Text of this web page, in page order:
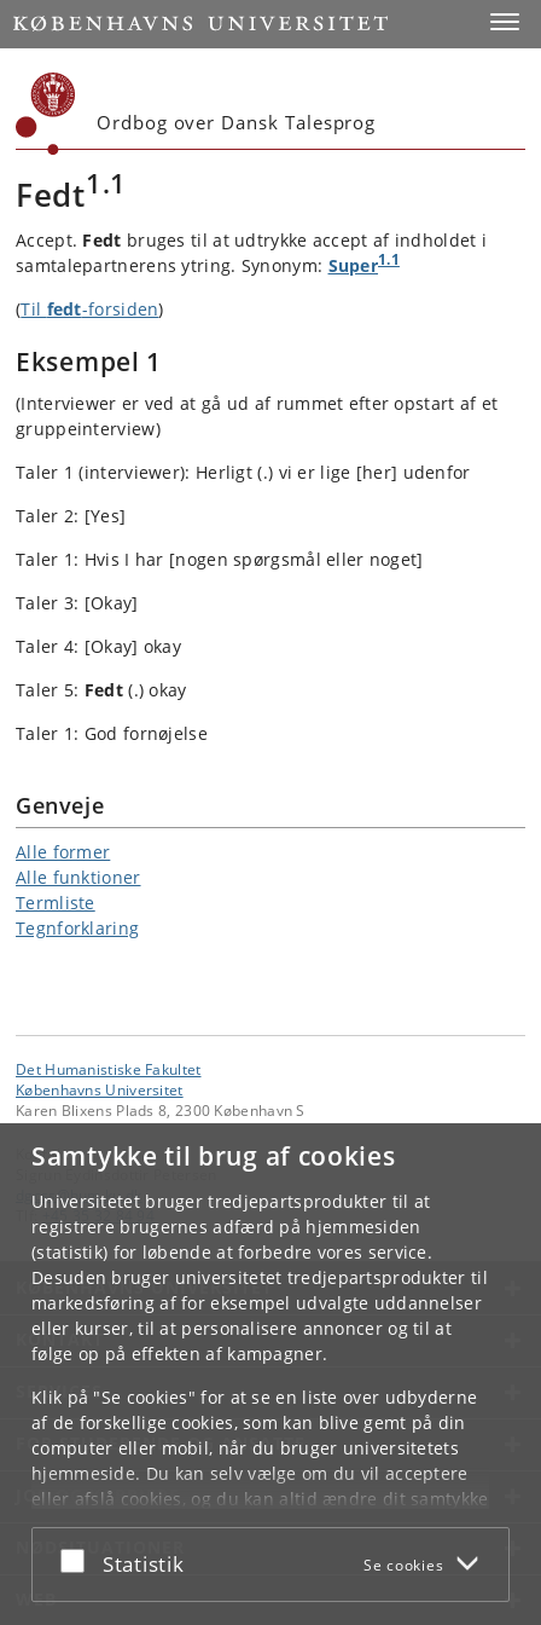
Samtykke til brug af cookies
Universitetet bruger tredjepartsprodukter til at
registrere brugernes adfærd på hjemmesiden
(statistik) for løbende at forbedre vores service.
Desuden bruger universitetet tredjepartsprodukter til
markedsføring af for eksempel udvalgte uddannelser
eller kurser, til at personalisere annoncer og til at
følge op på effekten af kampagner.
Klik på "Se cookies" for at se en liste over udbyderne
af de forskellige cookies, som kan blive gemt på din
computer eller mobil, når du bruger universitetets
hjemmeside. Du kan selv vælge om du vil acceptere
eller afslå cookies, og du kan altid ændre dit samtykke
underCookie- og privatlivspolitiksom du finder i
bunden af hver side.
Acceptér eller afslå
Statistik Se cookies
Start
Ordbog over Dansk Talesprog
Fedt1.1
Accept. Fedt bruges til at udtrykke accept af indholdet i
samtalepartnerens ytring. Synonym: Super1.1
(Til fedt-forsiden)
Eksempel 1
(Interviewer er ved at gå ud af rummet efter opstart af et
gruppeinterview)
Taler 1 (interviewer): Herligt (.) vi er lige [her] udenfor
Taler 2: [Yes]
Taler 1: Hvis I har [nogen spørgsmål eller noget]
Taler 3: [Okay]
Taler 4: [Okay] okay
Taler 5: Fedt(.) okay
Taler 1: God fornøjelse
Genveje
Alle former
Alle funktioner
Termliste
Tegnforklaring
Det Humanistiske Fakultet
Københavns Universitet
Karen Blixens Plads 8, 2300 København S
Kontakt:
Sigrun Eydinsdottir Petersen
dgcss @hum.ku.dk
KØBENHAVNS UNIVERSITET
KONTAKT
SERVICES
FOR STUDERENDE OG ANSATTE
JOB OG KARRIERE
NØDSITUATIONER
WEB